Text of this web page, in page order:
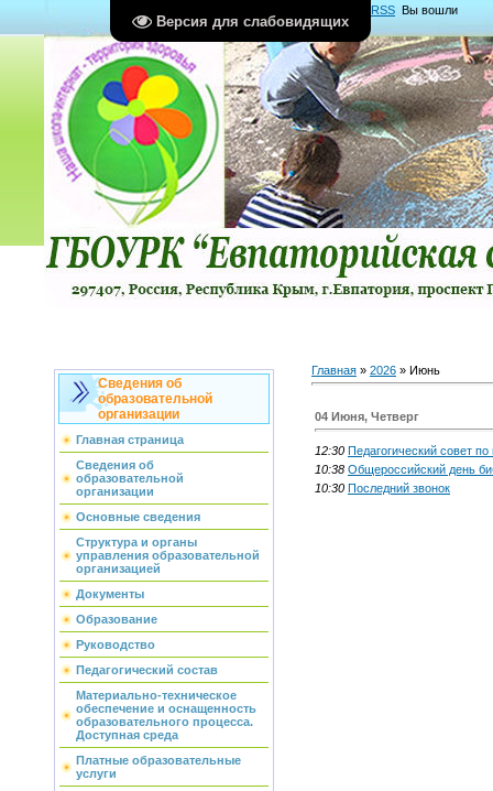
Версия для слабовидящих
RSS Вы вошли
какГость Группа "Гости"
Сведения об
образовательной
организации
Главная страница
Сведения об
образовательной
организации
Основные сведения
Структура и органы
управления образовательной
организацией
Документы
Образование
Руководство
Педагогический состав
Материально-техническое
обеспечение и оснащенность
образовательного процесса.
Доступная среда
Платные образовательные
услуги
Главная » 2026 » Июнь
04 Июня, Четверг
12:30 Педагогический совет
10:38 Общероссийский день
10:30 Последний звонок